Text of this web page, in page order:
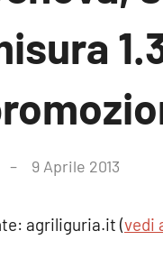
9 Aprile 2013
agriliguria.it (vedi